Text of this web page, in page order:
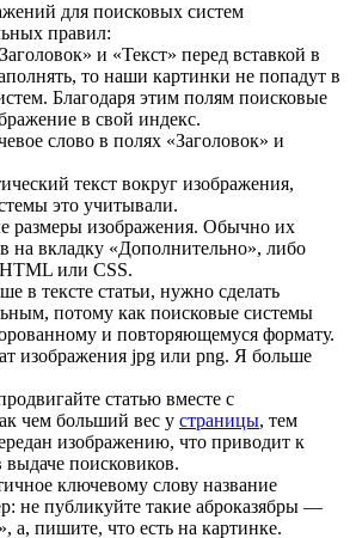
для поисковых систем
правил:
и «Текст» перед вставкой в
то наши картинки не попадут в
Благодаря этим полям поисковые
в свой индекс.
слово в полях «Заголовок» и
текст вокруг изображения,
это учитывали.
размеры изображения. Обычно их
на вкладку «Дополнительно», либо
или CSS.
в тексте статьи, нужно сделать
потому как поисковые системы
и повторяющемуся формату.
изображения jpg или png. Я больше
статью вместе с
чем больший вес у страницы, тем
изображению, что приводит к
поисковиков.
ключевому слову название
не публикуйте такие аброказябры —
а, пишите, что есть на картинке.